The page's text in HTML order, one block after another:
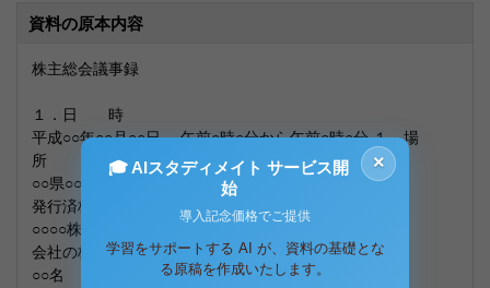
資料の原本内容
株主総会議事録
１．日 時
平成○○年○○月○○日 午前○時○分から午前○時○分 １．場
所
○○県○○市○○町○○○○（当会社本店会議室） １．出席者
発行済株式総数
○○○○株
会社の株主総数
○○名
×
🎓 AIスタディメイト サービス開
始
導入記念価格でご提供
学習をサポートする AI が、資料の基礎とな
る原稿を作成いたします。